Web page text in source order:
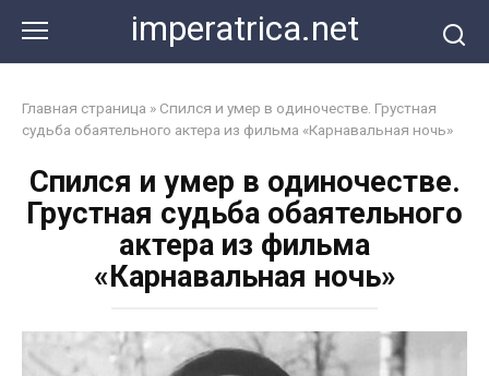
контенту
imperatrica.net
Главная страница » Спился и умер в одиночестве. Грустная
судьба обаятельного актера из фильма «Карнавальная ночь»
Спился и умер в одиночестве.
Грустная судьба обаятельного
актера из фильма
«Карнавальная ночь»